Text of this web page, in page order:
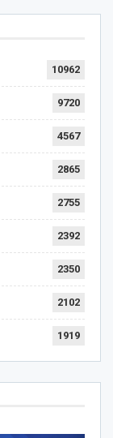
10962
9720
4567
2865
2755
2392
2350
2102
1919